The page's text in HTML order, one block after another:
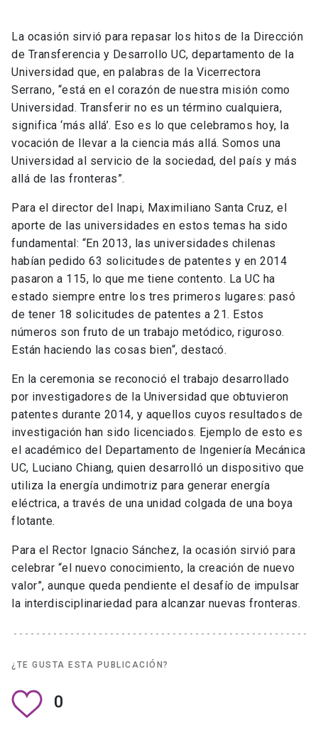
La ocasión sirvió para repasar los hitos de la Dirección
de Transferencia y Desarrollo UC, departamento de la
Universidad que, en palabras de la Vicerrectora
Serrano, “está en el corazón de nuestra misión como
Universidad. Transferir no es un término cualquiera,
significa ‘más allá’. Eso es lo que celebramos hoy, la
vocación de llevar a la ciencia más allá. Somos una
Universidad al servicio de la sociedad, del país y más
allá de las fronteras”.
Para el director del Inapi, Maximiliano Santa Cruz, el
aporte de las universidades en estos temas ha sido
fundamental: “En 2013, las universidades chilenas
habían pedido 63 solicitudes de patentes y en 2014
pasaron a 115, lo que me tiene contento. La UC ha
estado siempre entre los tres primeros lugares: pasó
de tener 18 solicitudes de patentes a 21. Estos
números son fruto de un trabajo metódico, riguroso.
Están haciendo las cosas bien“, destacó.
En la ceremonia se reconoció el trabajo desarrollado
por investigadores de la Universidad que obtuvieron
patentes durante 2014, y aquellos cuyos resultados de
investigación han sido licenciados. Ejemplo de esto es
el académico del Departamento de Ingeniería Mecánica
UC, Luciano Chiang, quien desarrolló un dispositivo que
utiliza la energía undimotriz para generar energía
eléctrica, a través de una unidad colgada de una boya
flotante.
Para el Rector Ignacio Sánchez, la ocasión sirvió para
celebrar “el nuevo conocimiento, la creación de nuevo
valor”, aunque queda pendiente el desafío de impulsar
la interdisciplinariedad para alcanzar nuevas fronteras.
¿TE GUSTA ESTA PUBLICACIÓN?
0